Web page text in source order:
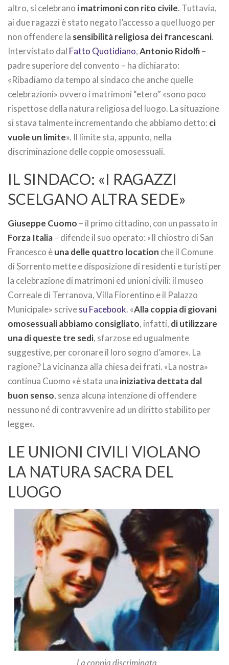
altro, si celebrano i matrimoni con rito civile. Tuttavia,
ai due ragazzi è stato negato l’accesso a quel luogo per
non offendere la sensibilità religiosa dei francescani.
Intervistato dal Fatto Quotidiano,Antonio Ridolfi–
padre superiore del convento – ha dichiarato:
«Ribadiamo da tempo al sindaco che anche quelle
celebrazioni» ovvero i matrimoni “etero” «sono poco
rispettose della natura religiosa del luogo. La situazione
si stava talmente incrementando che abbiamo detto: ci
vuole un limite». Il limite sta, appunto, nella
discriminazione delle coppie omosessuali.
IL SINDACO: «I RAGAZZI
SCELGANO ALTRA SEDE»
Giuseppe Cuomo – il primo cittadino, con un passato in
Forza Italia– difende il suo operato: «Il chiostro di San
Francesco èuna delle quattro location che il Comune
di Sorrento mette e disposizione di residenti e turisti per
la celebrazione di matrimoni ed unioni civili: il museo
Correale di Terranova, Villa Fiorentino e il Palazzo
Municipale» scrivesu Facebook. «Alla coppia di giovani
omosessuali abbiamo consigliato, infatti, di utilizzare
una di queste tre sedi, sfarzose ed ugualmente
suggestive, per coronare il loro sogno d’amore». La
ragione? La vicinanza alla chiesa dei frati. «La nostra»
continua Cuomo «è stata una iniziativa dettata dal
buon senso, senza alcuna intenzione di offendere
nessuno né di contravvenire ad un diritto stabilito per
legge».
LE UNIONI CIVILI VIOLANO
LA NATURA SACRA DEL
LUOGO
La coppia discriminata